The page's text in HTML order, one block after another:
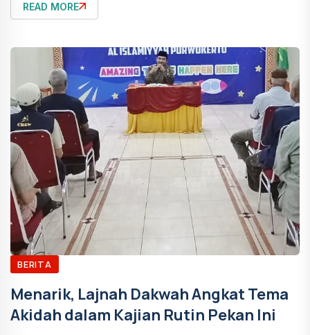
READ MORE
BERITA
Menarik, Lajnah Dakwah Angkat Tema
Akidah dalam Kajian Rutin Pekan Ini